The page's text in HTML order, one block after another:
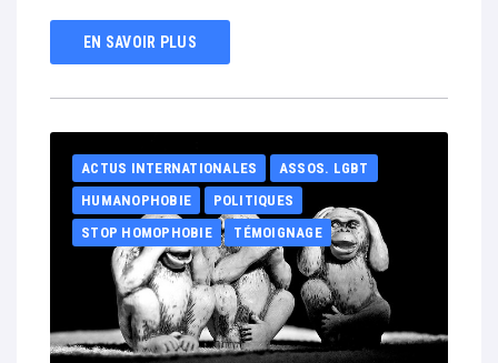
EN SAVOIR PLUS
ACTUS INTERNATIONALES
ASSOS. LGBT
HUMANOPHOBIE
POLITIQUES
STOP HOMOPHOBIE
TÉMOIGNAGE